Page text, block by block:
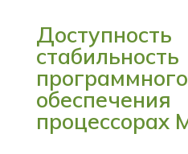
стабильность
программного
процессорах